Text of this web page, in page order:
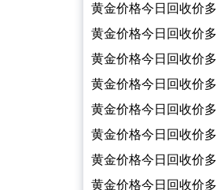
（2026/03/06）
黄金价格今日回收价
（2026/03/05）
黄金价格今日回收价
（2026/03/04）
黄金价格今日回收价
（2026/03/03）
黄金价格今日回收价
（2026/03/02）
黄金价格今日回收价
（2026/03/01）
黄金价格今日回收价
（2026/02/28）
黄金价格今日回收价
（2026/02/27）
黄金价格今日回收价